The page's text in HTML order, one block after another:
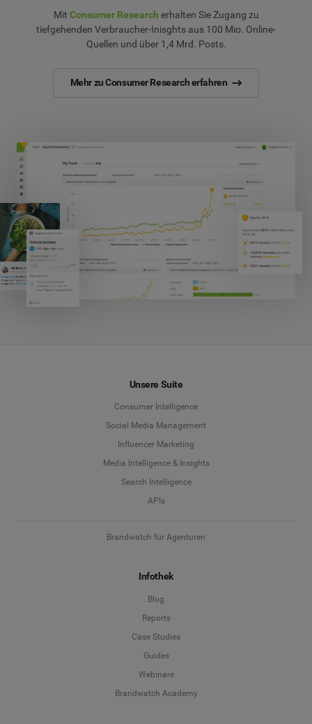
Mit Consumer Research erhalten Sie Zugang zu
tiefgehenden Verbraucher-Inisghts aus 100 Mio. Online-
Quellen und über 1,4 Mrd. Posts.
Mehr zu Consumer Research erfahren
Unsere Suite
Consumer Intelligence
Social Media Management
Influencer Marketing
Media Intelligence & Insights
Search Intelligence
APIs
Brandwatch für Agenturen
Infothek
Blog
Reports
Case Studies
Guides
Webinare
Brandwatch Academy